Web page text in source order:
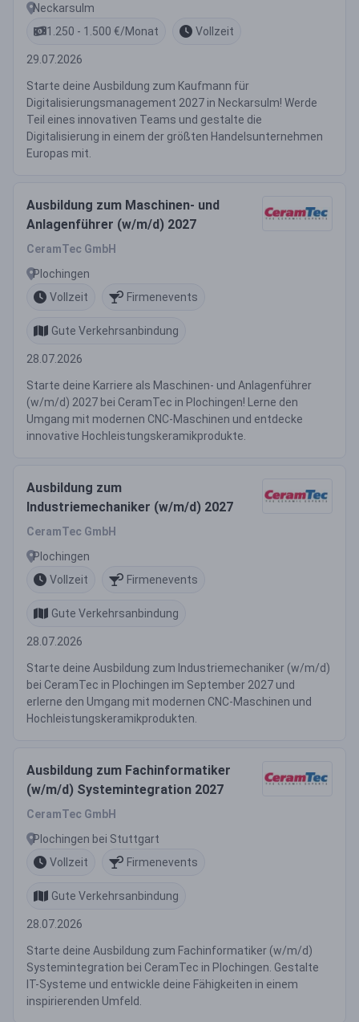
Neckarsulm
1.250 - 1.500 €/Monat
Vollzeit
29.07.2026
Starte deine Ausbildung zum Kaufmann für
Digitalisierungsmanagement 2027 in Neckarsulm! Werde
Teil eines innovativen Teams und gestalte die
Digitalisierung in einem der größten Handelsunternehmen
Europas mit.
Ausbildung zum Maschinen- und
Anlagenführer (w/m/d) 2027
CeramTec GmbH
Plochingen
Vollzeit
Firmenevents
Gute Verkehrsanbindung
28.07.2026
Starte deine Karriere als Maschinen- und Anlagenführer
(w/m/d) 2027 bei CeramTec in Plochingen! Lerne den
Umgang mit modernen CNC-Maschinen und entdecke
innovative Hochleistungskeramikprodukte.
Ausbildung zum
Industriemechaniker (w/m/d) 2027
CeramTec GmbH
Plochingen
Vollzeit
Firmenevents
Gute Verkehrsanbindung
28.07.2026
Starte deine Ausbildung zum Industriemechaniker (w/m/d)
bei CeramTec in Plochingen im September 2027 und
erlerne den Umgang mit modernen CNC-Maschinen und
Hochleistungskeramikprodukten.
Ausbildung zum Fachinformatiker
(w/m/d) Systemintegration 2027
CeramTec GmbH
Plochingen bei Stuttgart
Vollzeit
Firmenevents
Gute Verkehrsanbindung
28.07.2026
Starte deine Ausbildung zum Fachinformatiker (w/m/d)
Systemintegration bei CeramTec in Plochingen. Gestalte
IT-Systeme und entwickle deine Fähigkeiten in einem
inspirierenden Umfeld.